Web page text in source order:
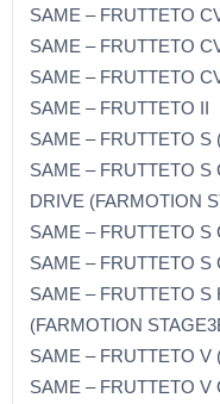
SAME – FRUTTETO
SAME – FRUTTETO
SAME – FRUTTETO
SAME – FRUTTETO II
SAME – FRUTTETO S
SAME – FRUTTETO S
DRIVE (FARMOTION
SAME – FRUTTETO S
SAME – FRUTTETO S
SAME – FRUTTETO S
(FARMOTION
SAME – FRUTTETO V
SAME – FRUTTETO V